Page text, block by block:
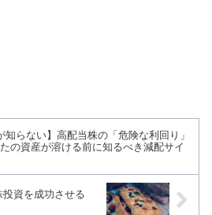
知らない】高配当株の「危険な利回り」
たの資産が溶ける前に知るべき減配サイ
投資を成功させる